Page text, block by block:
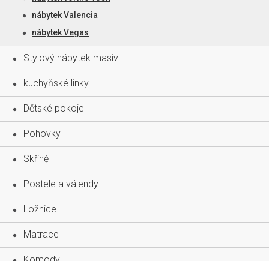
nábytek Valencia
nábytek Vegas
Stylový nábytek masiv
kuchyňské linky
Dětské pokoje
Pohovky
Skříně
Postele a válendy
Ložnice
Matrace